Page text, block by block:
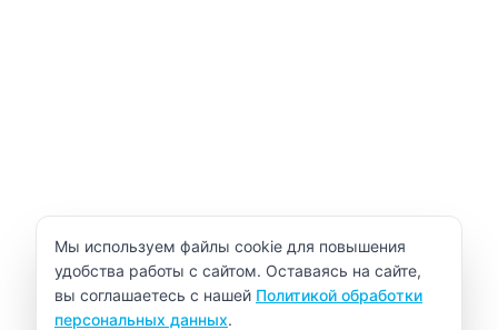
Уведомление об использовании cookie
Мы используем файлы cookie для повышения
удобства работы с сайтом. Оставаясь на сайте,
вы соглашаетесь с нашей Политикой обработки
персональных данных.